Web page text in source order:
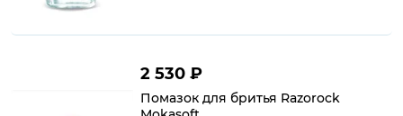
2 530 ₽
Помазок для бритья Razorock